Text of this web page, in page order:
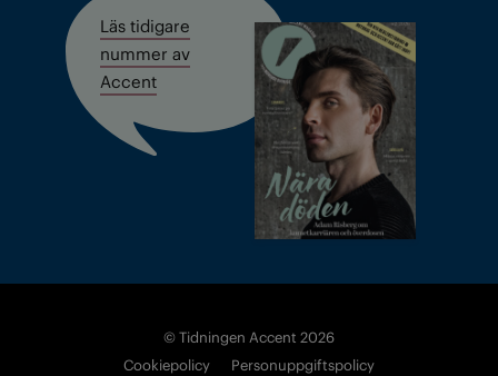
Läs tidigare
nummer av
Accent
© Tidningen Accent 2026
Cookiepolicy
Personuppgiftspolicy